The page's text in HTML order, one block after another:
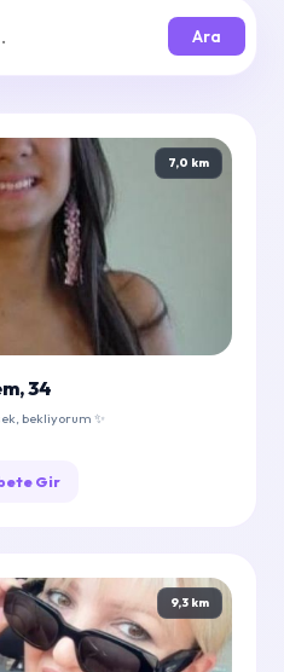
Ara
7,0 km
34
bekliyorum ✨
Gir
9,3 km